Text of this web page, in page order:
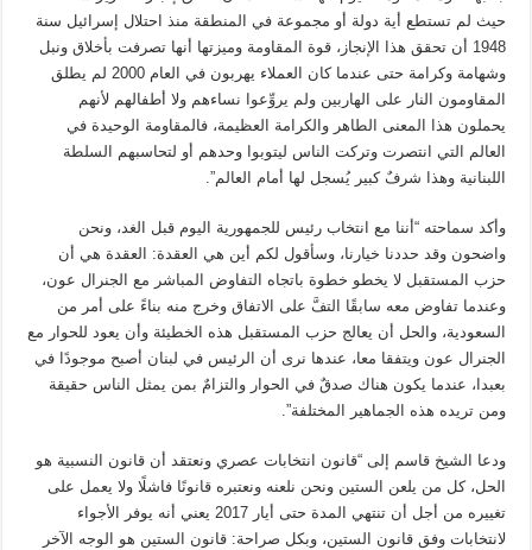
حيث لم تستطع أية دولة أو مجموعة في المنطقة منذ احتلال إسرائيل سنة
1948 أن تحقق هذا الإنجاز، قوة المقاومة وميزتها أنها تصرفت بأخلاق ونبل
وشهامة وكرامة حتى عندما كان العملاء يهربون في العام 2000 لم يطلق
المقاومون النار على الهاربين ولم يروِّعوا نساءهم ولا أطفالهم لأنهم
يحملون هذا المعنى الطاهر والكرامة العظيمة، فالمقاومة الوحيدة في
العالم التي انتصرت وتركت الناس ليتوبوا وحدهم أو لتحاسبهم السلطة
اللبنانية وهذا شرفٌ كبير يُسجل لها أمام العالم”.
وأكد سماحته “أننا مع انتخاب رئيس للجمهورية اليوم قبل الغد، ونحن
واضحون وقد حددنا خيارنا، وسأقول لكم أين هي العقدة: العقدة هي أن
حزب المستقبل لا يخطو خطوة باتجاه التفاوض المباشر مع الجنرال عون،
وعندما تفاوض معه سابقًا التفَّ على الاتفاق وخرج منه بناءً على أمر من
السعودية، والحل أن يعالج حزب المستقبل هذه الخطيئة وأن يعود للحوار مع
الجنرال عون ويتفقا معا، عندها نرى أن الرئيس في لبنان أصبح موجودًا في
بعبدا، عندما يكون هناك صدقٌ في الحوار والتزامٌ بمن يمثل الناس حقيقة
ومن تريده هذه الجماهير المختلفة”.
ودعا الشيخ قاسم إلى “قانون انتخابات عصري ونعتقد أن قانون النسبية هو
الحل، كل من يلعن الستين ونحن نلعنه ونعتبره قانونًا فاشلًا ولا يعمل على
تغييره من أجل أن تنتهي المدة حتى أيار 2017 يعني أنه يوفر الأجواء
لانتخابات وفق قانون الستين، وبكل صراحة: قانون الستين هو الوجه الآخر